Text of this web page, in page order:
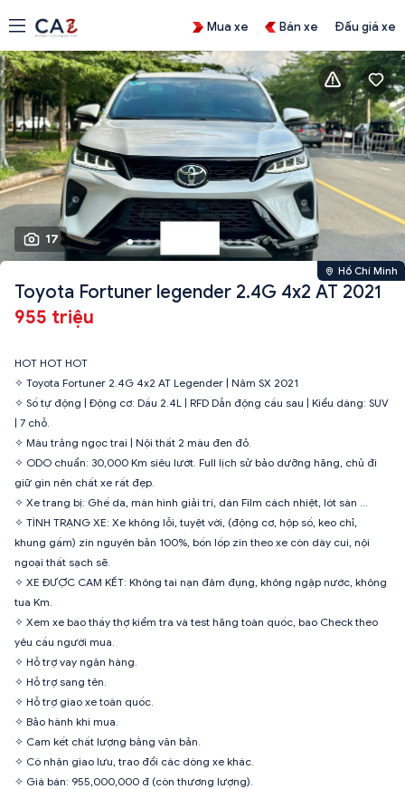
Mua xe Bán xe Đấu giá xe
17
Hồ Chí Minh
Toyota Fortuner legender 2.4G 4x2 AT 2021
955 triệu
HOT HOT HOT
✧ Toyota Fortuner 2.4G 4x2 AT Legender | Năm SX 2021
✧ Số tự động | Động cơ: Dầu 2.4L | RFD Dẫn động cầu sau | Kiểu dáng: SUV
| 7 chỗ.
✧ Màu trắng ngọc trai | Nội thất 2 màu đen đỏ.
✧ ODO chuẩn: 30,000 Km siêu lướt. Full lịch sử bảo dưỡng hãng, chủ đi
giữ gìn nên chất xe rất đẹp.
✧ Xe trang bị: Ghế da, màn hình giải trí, dán Film cách nhiệt, lót sàn …
✧ TÌNH TRẠNG XE: Xe không lỗi, tuyệt vời, (động cơ, hộp số, keo chỉ,
khung gầm) zin nguyên bản 100%, bốn lốp zin theo xe còn dày cui, nội
ngoại thất sạch sẽ.
✧ XE ĐƯỢC CAM KẾT: Không tai nạn đâm đụng, không ngập nước, không
tua Km.
✧ Xem xe bao thầy thợ kiểm tra và test hãng toàn quốc, bao Check theo
yêu cầu người mua.
✧ Hỗ trợ vay ngân hàng.
✧ Hỗ trợ sang tên.
✧ Hỗ trợ giao xe toàn quốc.
✧ Bảo hành khi mua.
✧ Cam kết chất lượng bằng văn bản.
✧ Có nhận giao lưu, trao đổi các dòng xe khác.
✧ Giá bán: 955,000,000 đ (còn thương lượng).